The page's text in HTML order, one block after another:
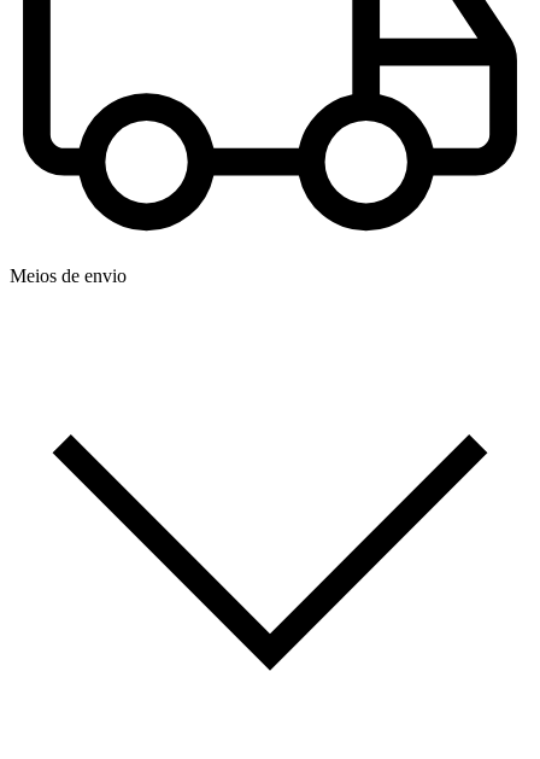
Meios de envio